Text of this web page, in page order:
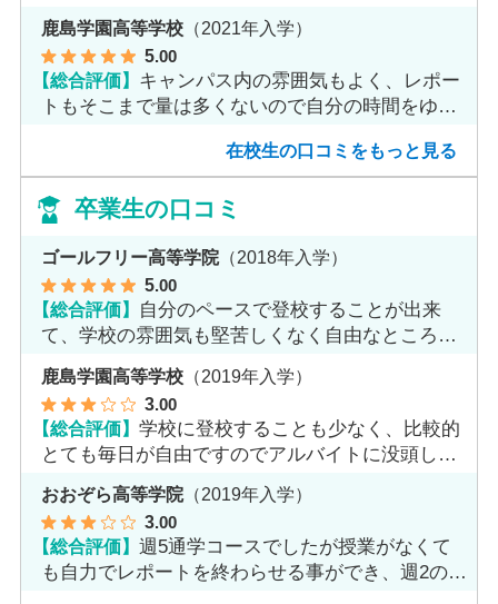
鹿島学園高等学校 （2021年入学）
5.00
【総合評価】 キャンパス内の雰囲気もよく、レポー
トもそこまで量は多くないので自分の時間をゆっ
在校生の口コミをもっと見る
卒業生の口コミ
ゴールフリー高等学院（2018年入学）
5.00
【総合評価】 自分のペースで登校することが出来
て、学校の雰囲気も堅苦しくなく自由なところが
鹿島学園高等学校 （2019年入学）
3.00
【総合評価】学校に登校することも少なく、比較的
とても毎日が自由ですのでアルバイトに没頭して
おおぞら高等学院（2019年入学）
3.00
【総合評価】週5通学コースでしたが授業がなくて
も自力でレポートを終わらせる事ができ、週2のコ